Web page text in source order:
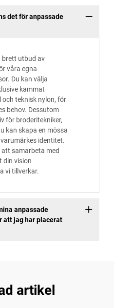
det för anpassade
brett utbud av
våra egna
Du kan välja
kammat
och teknisk nylon, för
behov. Dessutom
för broderitekniker,
kan skapa en mössa
identitet.
samarbeta med
din vision
vi tillverkar.
anpassade
att jag har placerat
artikel